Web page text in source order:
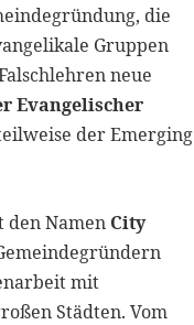
die
Gruppen
neue
Evangelischer
der Emerging
Namen City
mit
Städten. Vom